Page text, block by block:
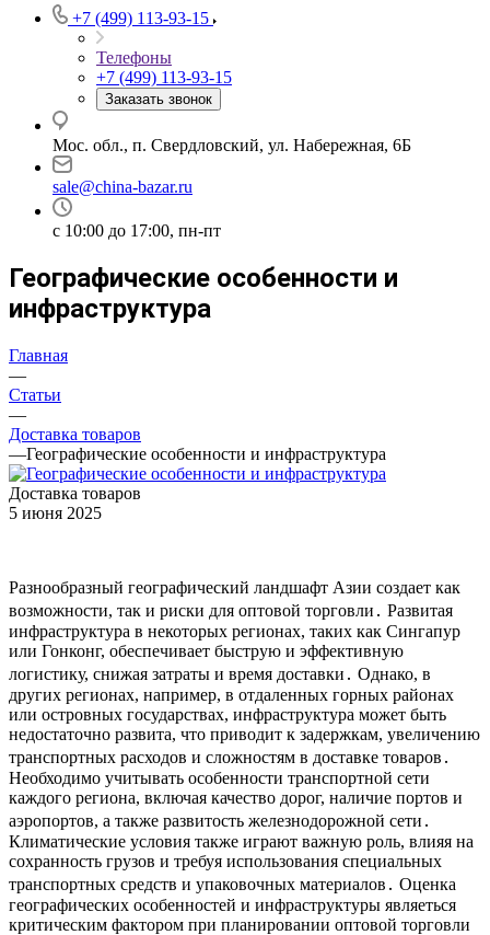
+7 (499) 113-93-15
Телефоны
+7 (499) 113-93-15
Заказать звонок
Мос. обл., п. Свердловский, ул. Набережная, 6Б
sale@china-bazar.ru
c 10:00 до 17:00, пн-пт
Географические особенности и
инфраструктура
Главная
—
Статьи
—
Доставка товаров
—Географические особенности и инфраструктура
Доставка товаров
5 июня 2025
Разнообразный географический ландшафт Азии создает как
возможности, так и риски для оптовой торговли․ Развитая
инфраструктура в некоторых регионах, таких как Сингапур
или Гонконг, обеспечивает быструю и эффективную
логистику, снижая затраты и время доставки․ Однако, в
других регионах, например, в отдаленных горных районах
или островных государствах, инфраструктура может быть
недостаточно развита, что приводит к задержкам, увеличению
транспортных расходов и сложностям в доставке товаров․
Необходимо учитывать особенности транспортной сети
каждого региона, включая качество дорог, наличие портов и
аэропортов, а также развитость железнодорожной сети․
Климатические условия также играют важную роль, влияя на
сохранность грузов и требуя использования специальных
транспортных средств и упаковочных материалов․ Оценка
географических особенностей и инфраструктуры являеться
критическим фактором при планировании оптовой торговли